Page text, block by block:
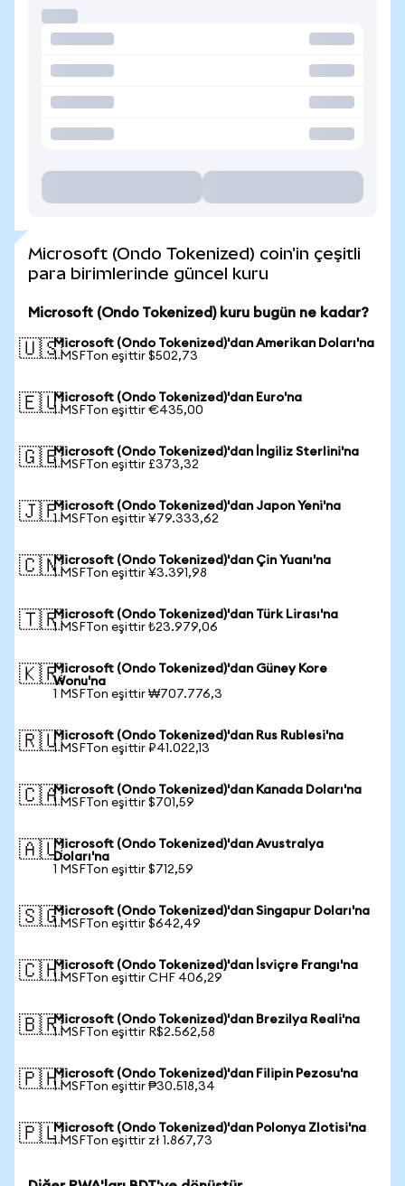
Microsoft (Ondo Tokenized) coin'in çeşitli
para birimlerinde güncel kuru
Microsoft (Ondo Tokenized) kuru bugün ne kadar?
🇺🇸Microsoft (Ondo Tokenized)'dan Amerikan Doları'na
1 MSFTon eşittir $502,73
🇪🇺Microsoft (Ondo Tokenized)'dan Euro'na
1 MSFTon eşittir €435,00
🇬🇧Microsoft (Ondo Tokenized)'dan İngiliz Sterlini'na
1 MSFTon eşittir £373,32
🇯🇵Microsoft (Ondo Tokenized)'dan Japon Yeni'na
1 MSFTon eşittir ¥79.333,62
🇨🇳Microsoft (Ondo Tokenized)'dan Çin Yuanı'na
1 MSFTon eşittir ¥3.391,98
🇹🇷Microsoft (Ondo Tokenized)'dan Türk Lirası'na
1 MSFTon eşittir ₺23.979,06
🇰🇷Microsoft (Ondo Tokenized)'dan Güney Kore
Wonu'na
1 MSFTon eşittir ₩707.776,3
🇷🇺Microsoft (Ondo Tokenized)'dan Rus Rublesi'na
1 MSFTon eşittir ₽41.022,13
🇨🇦Microsoft (Ondo Tokenized)'dan Kanada Doları'na
1 MSFTon eşittir $701,59
🇦🇺Microsoft (Ondo Tokenized)'dan Avustralya
Doları'na
1 MSFTon eşittir $712,59
🇸🇬Microsoft (Ondo Tokenized)'dan Singapur Doları'na
1 MSFTon eşittir $642,49
🇨🇭Microsoft (Ondo Tokenized)'dan İsviçre Frangı'na
1 MSFTon eşittir CHF 406,29
🇧🇷Microsoft (Ondo Tokenized)'dan Brezilya Reali'na
1 MSFTon eşittir R$2.562,58
🇵🇭Microsoft (Ondo Tokenized)'dan Filipin Pezosu'na
1 MSFTon eşittir ₱30.518,34
🇵🇱Microsoft (Ondo Tokenized)'dan Polonya Zlotisi'na
1 MSFTon eşittir zł 1.867,73